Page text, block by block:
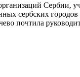
Сербии,
сербских городов
почтила